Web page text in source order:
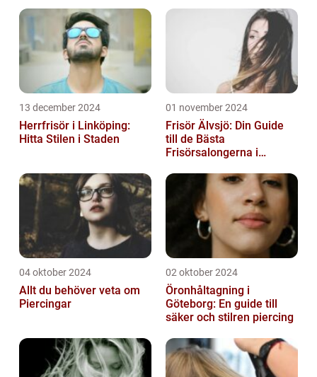
13 december 2024
Herrfrisör i Linköping:
Hitta Stilen i Staden
01 november 2024
Frisör Älvsjö: Din Guide
till de Bästa
Frisörsalongerna i
04 oktober 2024
Allt du behöver veta om
Piercingar
02 oktober 2024
Öronhåltagning i
Göteborg: En guide till
säker och stilren piercing